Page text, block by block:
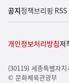
공지정책브리핑
개인정보처리방침저
(30119) 세종특별자
© 문화체육관광부